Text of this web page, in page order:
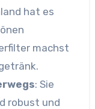
hat es
machst
: Sie
robust und